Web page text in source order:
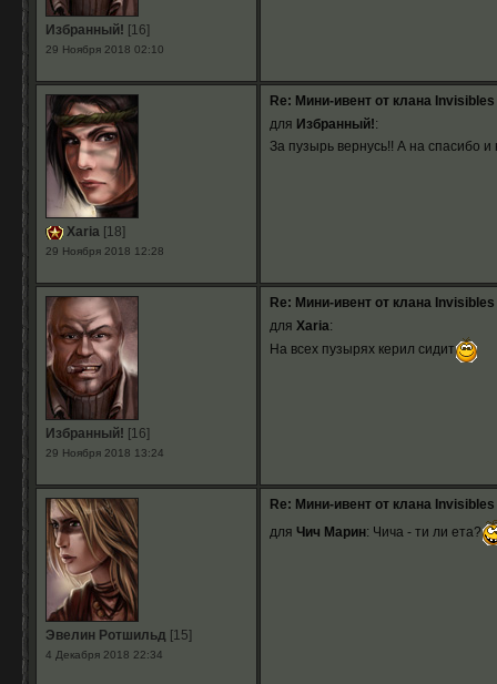
Избранный! [16]
29 Ноября 2018 02:10
Xaria[18]
29 Ноября 2018 12:28
Re: Мини-ивент от клана Invisibles
для Избранный!:
За пузырь вернусь!! А на спасибо
Избранный! [16]
29 Ноября 2018 13:24
Re: Мини-ивент от клана Invisibles
для Xaria:
На всех пузырях керил сидит
Эвелин Ротшильд[15]
4 Декабря 2018 22:34
Re: Мини-ивент от клана Invisibles
для Чич Марин: Чича - ти ли ета?